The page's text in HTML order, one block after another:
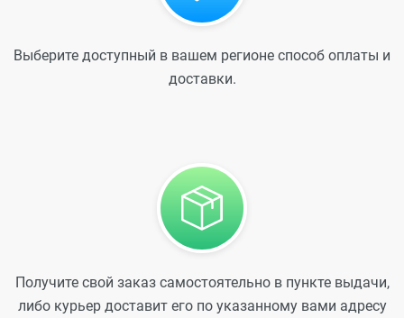
Выберите доступный в вашем регионе способ оплаты и
доставки.
Получите свой заказ самостоятельно в пункте выдачи,
либо курьер доставит его по указанному вами адресу